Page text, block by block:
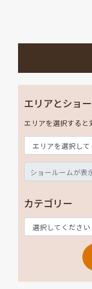
エリアとショ
エリアを選択すると
カテゴリー